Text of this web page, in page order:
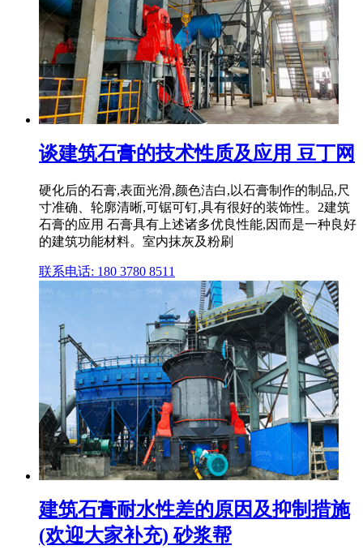
谈建筑石膏的技术性质及应用 豆丁网
硬化后的石膏,表面光滑,颜色洁白,以石膏制作的制品,尺
寸准确、轮廓清晰,可锯可钉,具有很好的装饰性。2建筑
石膏的应用 石膏具有上述诸多优良性能,因而是一种良好
的建筑功能材料。室内抹灰及粉刷
联系电话: 180 3780 8511
建筑石膏耐水性差的原因及抑制措施
(欢迎大家补充) 砂浆帮